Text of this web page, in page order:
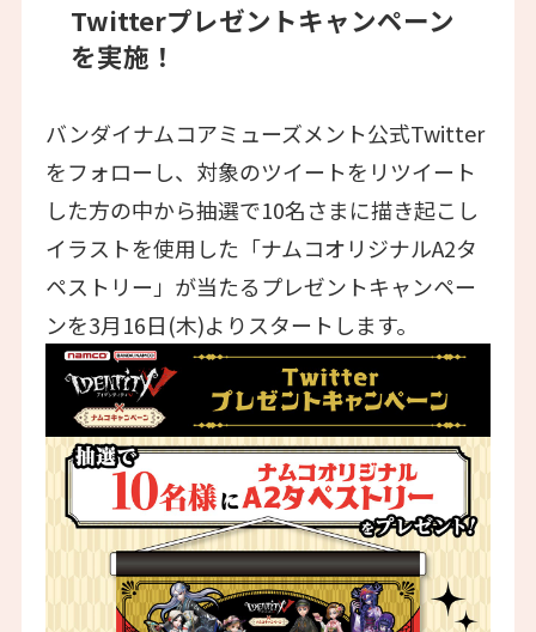
Twitterプレゼントキャンペーン
を実施！
バンダイナムコアミューズメント公式Twitter
をフォローし、対象のツイートをリツイート
した方の中から抽選で10名さまに描き起こし
イラストを使用した「ナムコオリジナルA2タ
ペストリー」が当たるプレゼントキャンペー
ンを3月16日(木)よりスタートします。